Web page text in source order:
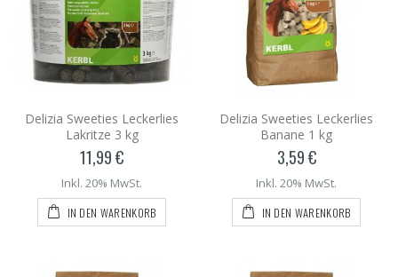
Delizia Sweeties Leckerlies
Lakritze 3 kg
11,99 €
Inkl. 20% MwSt.
IN DEN WARENKORB
Delizia Sweeties Leckerlies
Banane 1 kg
3,59 €
Inkl. 20% MwSt.
IN DEN WARENKORB